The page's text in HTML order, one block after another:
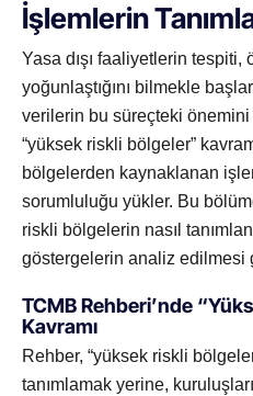
İşlemlerin
Yasa dışı faaliyetlerin
yoğunlaştığını bilmekle
verilerin bu süreçteki
“yüksek riskli bölgeler”
bölgelerden kaynaklanan
sorumluluğu yükler. Bu
riskli bölgelerin nasıl
göstergelerin analiz edilmesi
TCMB Rehberi’nde
Kavramı
Rehber, “yüksek riskli
tanımlamak yerine,